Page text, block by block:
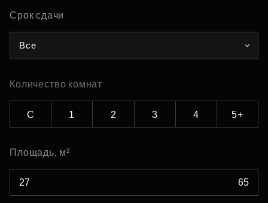
Срок сдачи
Все
Количество комнат
С 1 2 3 4 5+
Площадь, м²